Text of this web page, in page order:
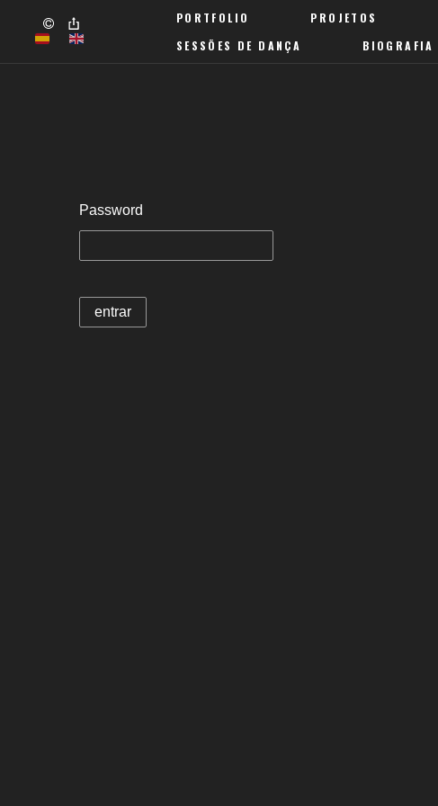
PORTFOLIO PROJETOS
SESSÕES DE DANÇA
BIOGRAFIA
Password